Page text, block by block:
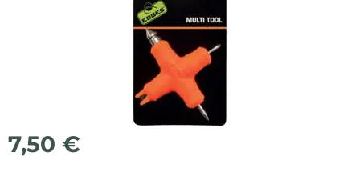
7,50 €